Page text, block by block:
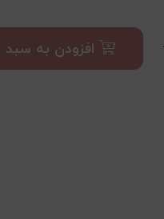
افزودن به سبد